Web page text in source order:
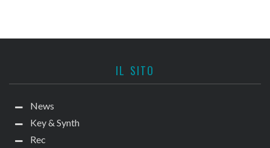
IL SITO
News
Key & Synth
Rec